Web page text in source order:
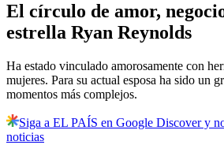
El círculo de amor,
estrella Ryan Reynolds
Ha estado vinculado amorosamente con
mujeres. Para su actual esposa ha sido un
momentos más complejos.
Siga a EL PAÍS en Google Discover y
noticias